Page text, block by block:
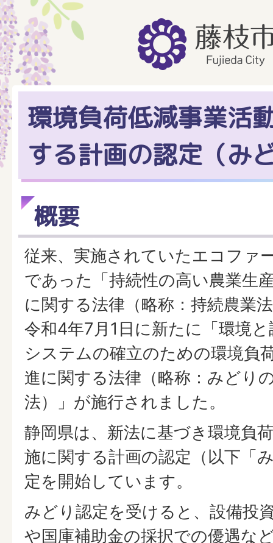
環境負荷低減事業活
する計画の認定（み
概要
従来、実施されていたエコファ
であった「持続性の高い農業生
に関する法律（略称：持続農業
令和4年7月1日に新たに「環境
システムの確立のための環境負
進に関する法律（略称：みどり
法）」が施行されました。
静岡県は、新法に基づき環境負
施に関する計画の認定（以下「
定を開始しています。
みどり認定を受けると、設備投
や国庫補助金の採択での優遇な